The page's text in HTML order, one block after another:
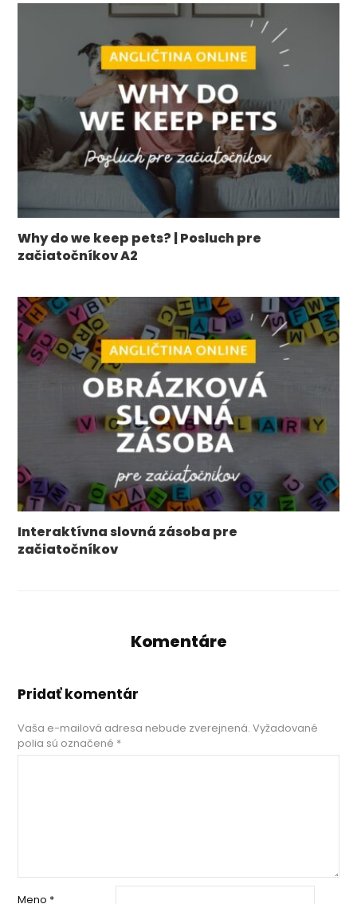
Why do we keep pets? | Posluch pre
začiatočníkov A2
​​Interaktívna slovná zásoba pre
začiatočníkov
Komentáre
Pridať komentár
Vaša e-mailová adresa nebude zverejnená. Vyžadované
polia sú označené *
Meno *